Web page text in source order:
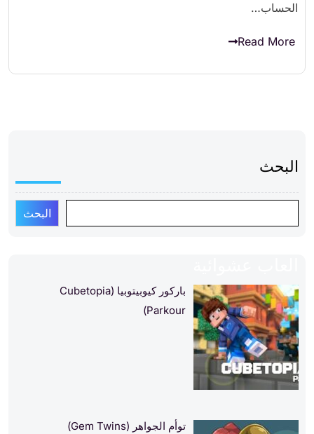
الحساب…
Read More
البحث
البحث
باركور كيوبيتوبيا (Cubetopia
Parkour)
توأم الجواهر (Gem Twins)